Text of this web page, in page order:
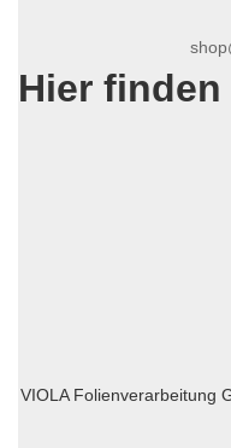
Hier
VIOLA Folienverarbeitung